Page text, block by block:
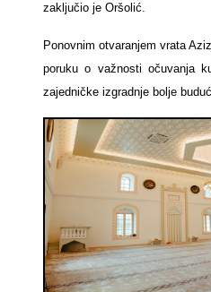
zaključio je Oršolić.
Ponovnim otvaranjem vrata
poruku o važnosti očuvanja
zajedničke izgradnje bolje